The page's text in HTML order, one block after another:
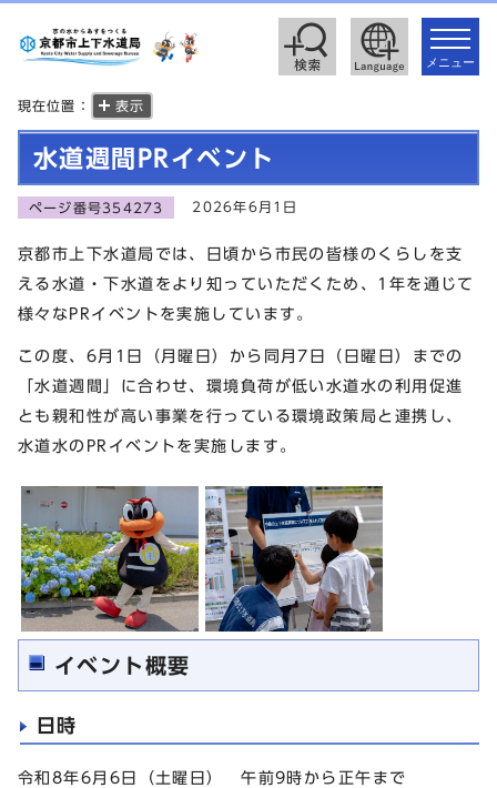
toggle
メニュー
現在位置： 表示
水道週間PRイベント
ページ番号354273 2026年6月1日
京都市上下水道局では、日頃から市民の皆様のくらしを支
える水道・下水道をより知っていただくため、1年を通じて
様々なPRイベントを実施しています。
この度、6月1日（月曜日）から同月7日（日曜日）までの
「水道週間」に合わせ、環境負荷が低い水道水の利用促進
とも親和性が高い事業を行っている環境政策局と連携し、
水道水のPRイベントを実施します。
イベント概要
日時
令和8年6月6日（土曜日） 午前9時から正午まで